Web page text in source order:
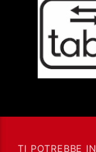
TI POTREBBE